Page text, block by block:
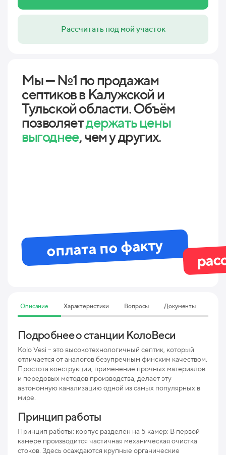
Рассчитать под мой участок
Мы — №1 по продажам
септиков в Калужской и
Тульской области. Объём
позволяетдержать цены
выгоднее, чем у других.
оплата по факту
Описание Характеристики Вопросы Документы
Подробнее о станции КолоВеси
Kolo Vesi – это высокотехнологичный септик, который
отличается от аналогов безупречным финским качеством.
Простота конструкции, применение прочных материалов
и передовых методов производства, делает эту
автономную канализацию одной из самых популярных в
мире.
Принцип работы
Принцип работы: корпус разделён на 5 камер: В первой
камере производится частичная механическая очистка
стоков. Здесь осаждаются крупные органические